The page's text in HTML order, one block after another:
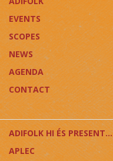
EVENTS
SCOPES
NEWS
AGENDA
CONTACT
ADIFOLK HI ÉS PRESENT...
APLEC